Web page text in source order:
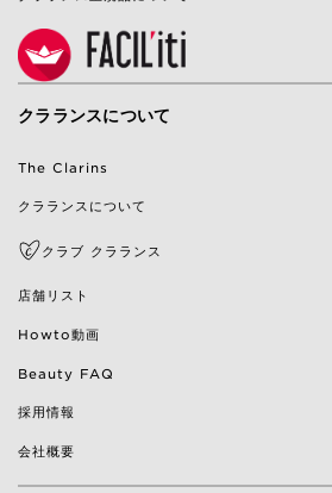
クラランスについて
The Clarins
クラランスについて
クラブ クラランス
店舗リスト
Howto動画
Beauty FAQ
採用情報
会社概要